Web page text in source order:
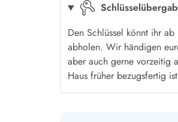
Den Schlüssel könnt ihr
abholen. Wir händigen
aber auch gerne vorzeitig
Haus früher bezugsfertig